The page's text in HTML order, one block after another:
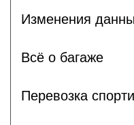
Изменения
Всё о багаже
Перевозка